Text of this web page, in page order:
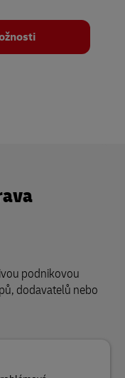
podnikovou
dodavatelů nebo